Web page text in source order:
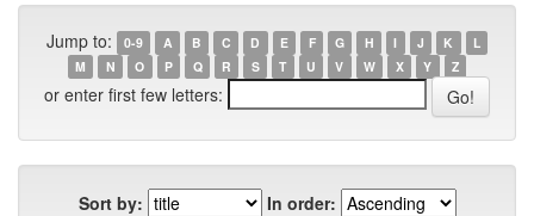
Jump to: 0-9 A B C D E F G H I J K
L
M
N O P Q R S T U V W X Y Z
or enter first few letters:
Sort by:
In order: